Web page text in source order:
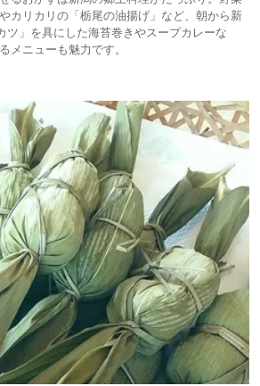
カリカリの「栃尾の油揚げ」など、朝から新
ツ」を具にした海苔巻きやスープカレーな
メニューも魅力です。